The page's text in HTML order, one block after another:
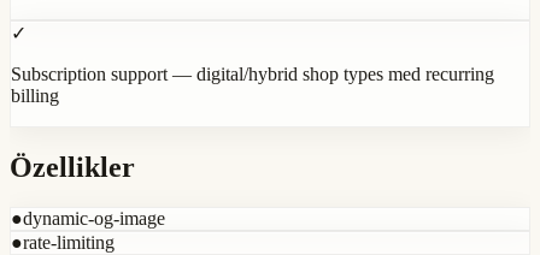
✓
Subscription support — digital/hybrid shop types med recurring
billing
Özellikler
●dynamic-og-image
●rate-limiting